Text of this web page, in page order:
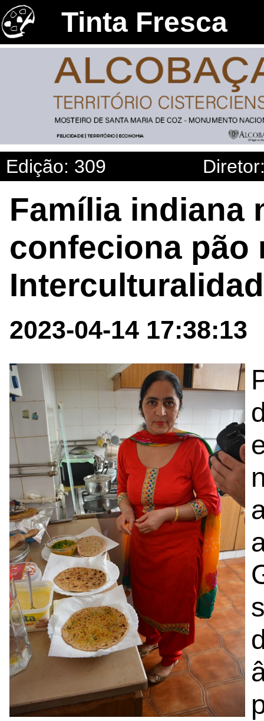
Tinta Fresca
Edição: 309
Família indiana
confeciona pão
2023-04-14 17:38:13